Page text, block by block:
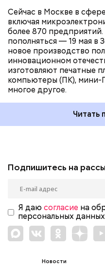
Сейчас в Москве в
включая
более 870
пополняться — 19 мая в
новое производство
инновационном
изготовляют печатные
компьютеры (ПК), мини-
многое другое.
Читать
Подпишитесь на
Я даю согласие на
персональных
Новости